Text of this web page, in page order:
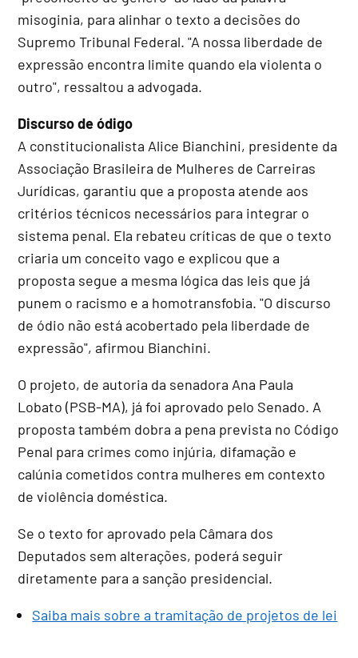
misoginia, para alinhar o texto a decisões do
Supremo Tribunal Federal. "A nossa liberdade de
expressão encontra limite quando ela violenta o
outro", ressaltou a advogada.
Discurso de ódigo
A constitucionalista Alice Bianchini, presidente da
Associação Brasileira de Mulheres de Carreiras
Jurídicas, garantiu que a proposta atende aos
critérios técnicos necessários para integrar o
sistema penal. Ela rebateu críticas de que o texto
criaria um conceito vago e explicou que a
proposta segue a mesma lógica das leis que já
punem o racismo e a homotransfobia. "O discurso
de ódio não está acobertado pela liberdade de
expressão", afirmou Bianchini.
O projeto, de autoria da senadora Ana Paula
Lobato (PSB-MA), já foi aprovado pelo Senado. A
proposta também dobra a pena prevista no Código
Penal para crimes como injúria, difamação e
calúnia cometidos contra mulheres em contexto
de violência doméstica.
Se o texto for aprovado pela Câmara dos
Deputados sem alterações, poderá seguir
diretamente para a sanção presidencial.
Saiba mais sobre a tramitação de projetos de lei